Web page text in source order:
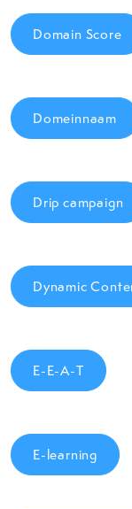
Domain Score
Domeinnaam
Drip campaign
Dynamic
E-E-A-T
E-learning